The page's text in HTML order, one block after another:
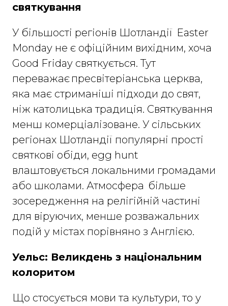
святкування
У більшості регіонів Шотландії Easter
Monday не є офіційним вихідним, хоча
Good Friday святкується. Тут
переважає пресвітеріанська церква,
яка має стриманіші підходи до свят,
ніж католицька традиція. Святкування
менш комерціалізоване. У сільських
регіонах Шотландії популярні прості
святкові обіди, egg hunt
влаштовується локальними громадами
або школами. Атмосфера більше
зосередження на релігійній частині
для віруючих, менше розважальних
подій у містах порівняно з Англією.
Уельс: Великдень з національним
колоритом
Що стосується мови та культури, то у